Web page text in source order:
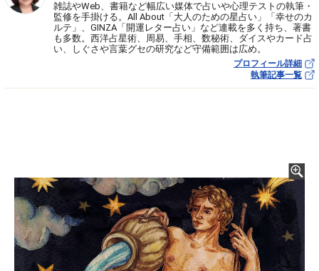
雑誌やWeb、書籍など幅広い媒体で占いや心理テストの執筆・
監修を手掛ける。All About「大人のための星占い」「幸せのカ
ルテ」、GINZA「開運レター占い」など連載を多く持ち、著書
も多数。西洋占星術、周易、手相、数秘術、ダイスやカード占
い、しぐさや言葉グセの研究など守備範囲は広め。
プロフィール詳細
執筆記事一覧